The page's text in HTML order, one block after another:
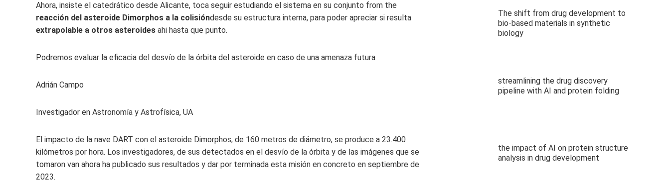
Ahora, insiste el catedrático desde Alicante, toca seguir estudiando el sistema en su conjunto from the
reacción del asteroide Dimorphos a la colisióndesde su estructura interna, para poder apreciar si resulta
extrapolable a otros asteroides ahi hasta que punto.
Podremos evaluar la eficacia del desvío de la órbita del asteroide en caso de una amenaza futura
Adrián Campo
Investigador en Astronomía y Astrofísica, UA
El impacto de la nave DART con el asteroide Dimorphos, de 160 metros de diámetro, se produce a 23.400
kilómetros por hora. Los investigadores, de sus detectados en el desvío de la órbita y de las imágenes que se
tomaron van ahora ha publicado sus resultados y dar por terminada esta misión en concreto en septiembre de
2023.
The shift from drug development to
bio-based materials in synthetic
biology
streamlining the drug discovery
pipeline with AI and protein folding
the impact of AI on protein structure
analysis in drug development